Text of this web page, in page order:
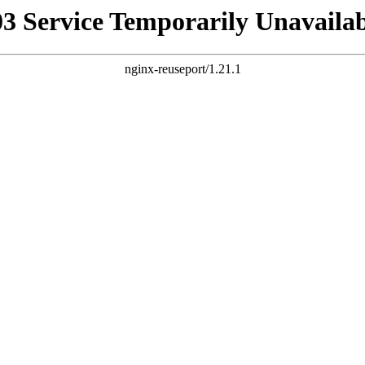
Service Temporarily
nginx-reuseport/1.21.1